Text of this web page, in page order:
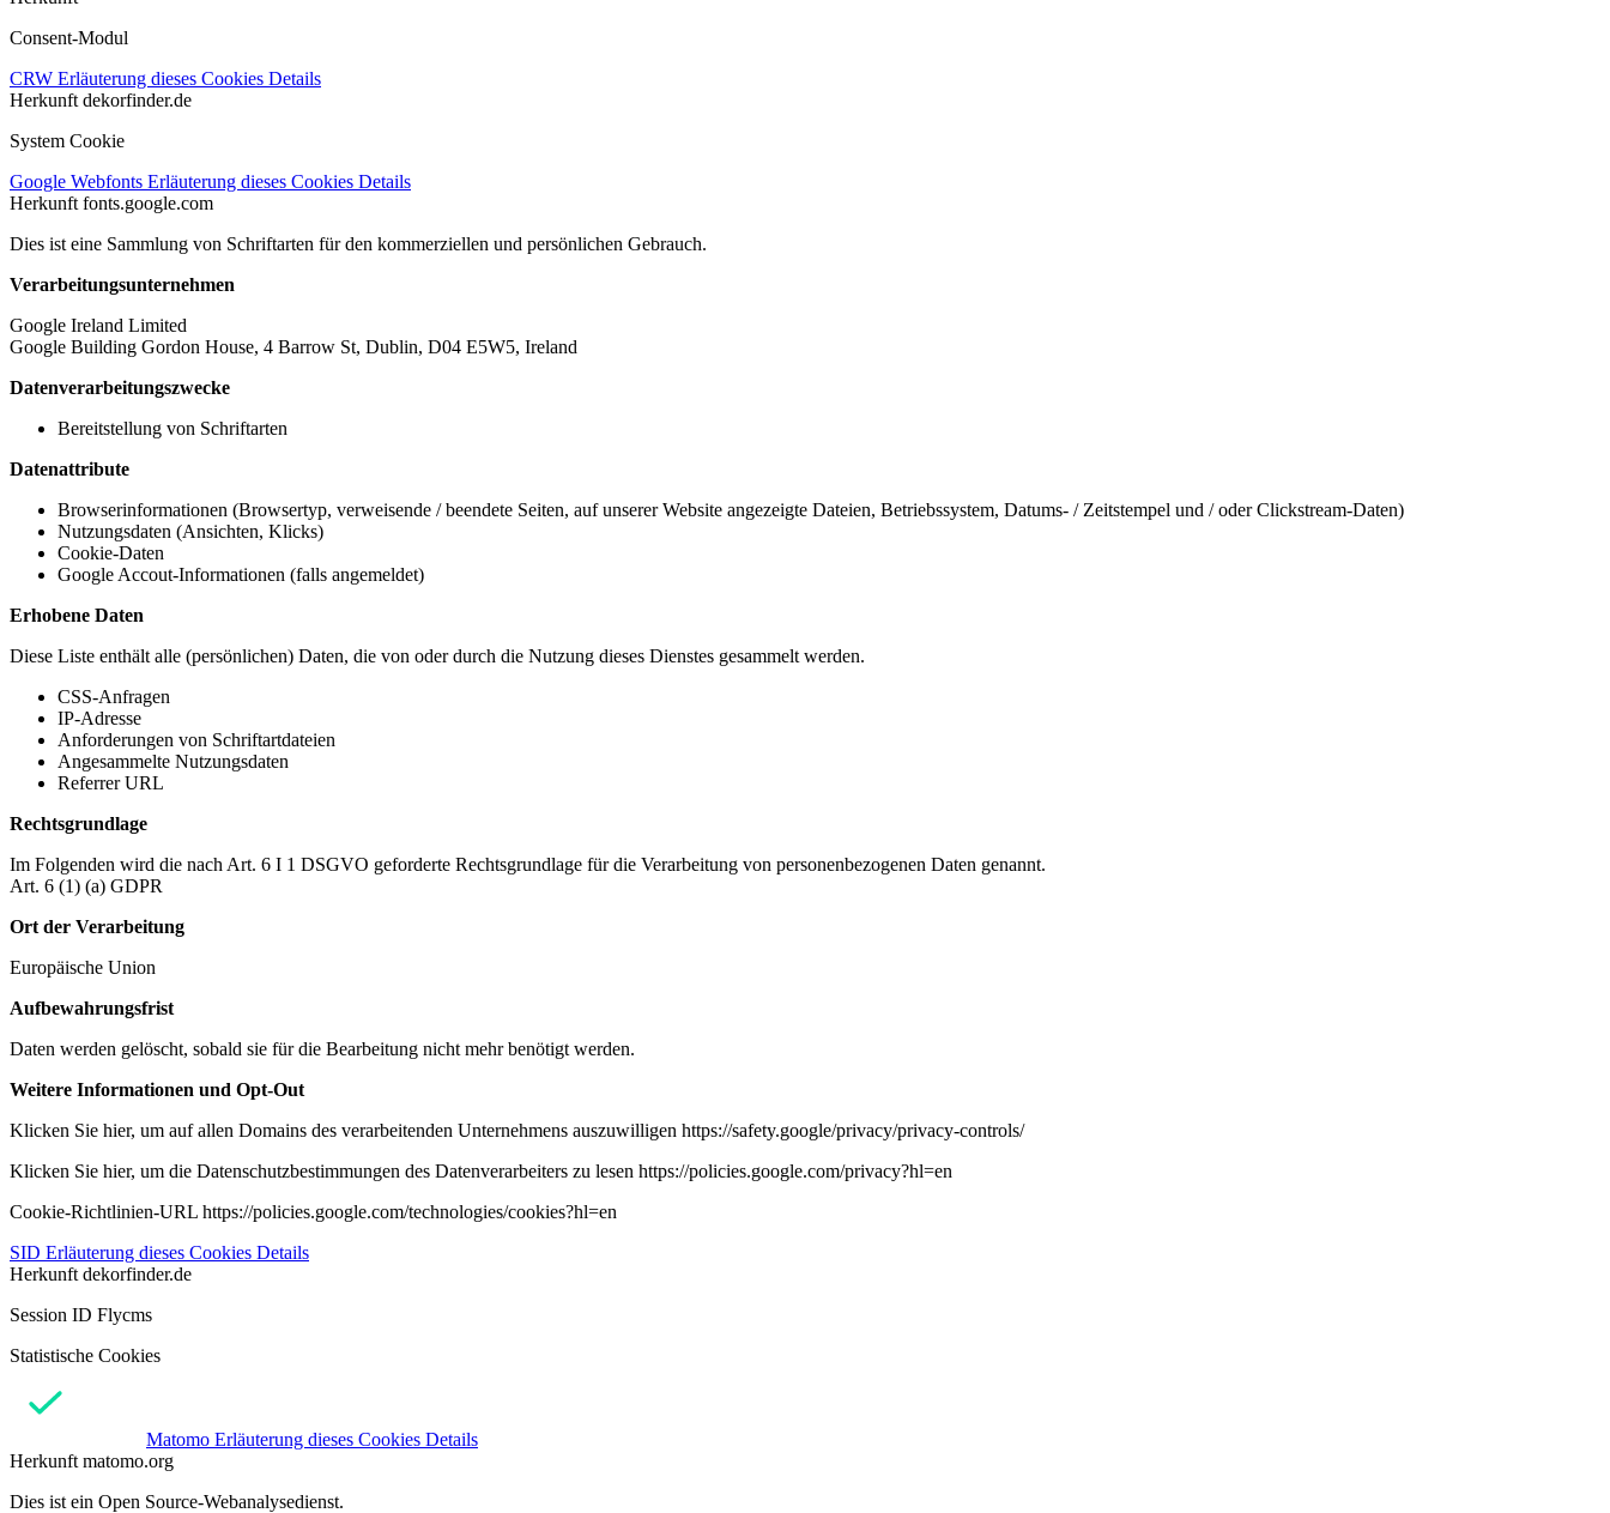
Consent-Modul
CRW Erläuterung dieses Cookies Details
Herkunft dekorfinder.de
System Cookie
Google Webfonts Erläuterung dieses Cookies Details
Herkunft fonts.google.com
Dies ist eine Sammlung von Schriftarten für den kommerziellen und persönlichen Gebrauch.
Verarbeitungsunternehmen
Google Ireland Limited
Google Building Gordon House, 4 Barrow St, Dublin, D04 E5W5, Ireland
Datenverarbeitungszwecke
Bereitstellung von Schriftarten
Datenattribute
Browserinformationen (Browsertyp, verweisende / beendete Seiten, auf unserer Website angezeigte Dateien, Betriebssystem, Datums- / Zeitstempel und / oder Clickstream-Daten)
Nutzungsdaten (Ansichten, Klicks)
Cookie-Daten
Google Accout-Informationen (falls angemeldet)
Erhobene Daten
Diese Liste enthält alle (persönlichen) Daten, die von oder durch die Nutzung dieses Dienstes gesammelt werden.
CSS-Anfragen
IP-Adresse
Anforderungen von Schriftartdateien
Angesammelte Nutzungsdaten
Referrer URL
Rechtsgrundlage
Im Folgenden wird die nach Art. 6 I 1 DSGVO geforderte Rechtsgrundlage für die Verarbeitung von personenbezogenen Daten genannt.
Art. 6 (1) (a) GDPR
Ort der Verarbeitung
Europäische Union
Aufbewahrungsfrist
Daten werden gelöscht, sobald sie für die Bearbeitung nicht mehr benötigt werden.
Weitere Informationen und Opt-Out
Klicken Sie hier, um auf allen Domains des verarbeitenden Unternehmens auszuwilligen https://safety.google/privacy/privacy-controls/
Klicken Sie hier, um die Datenschutzbestimmungen des Datenverarbeiters zu lesen https://policies.google.com/privacy?hl=en
Cookie-Richtlinien-URL https://policies.google.com/technologies/cookies?hl=en
SID Erläuterung dieses Cookies Details
Herkunft dekorfinder.de
Session ID Flycms
Statistische Cookies
Matomo Erläuterung dieses Cookies Details
Herkunft matomo.org
Dies ist ein Open Source-Webanalysedienst.